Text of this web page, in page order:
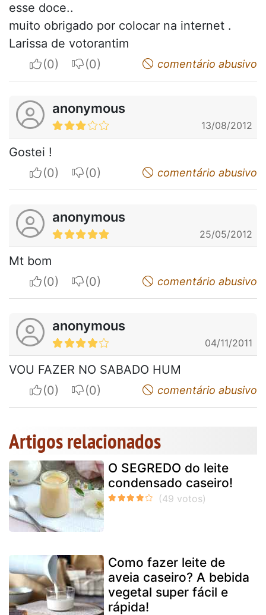
esse doce..
muito obrigado por colocar na internet .
Larissa de votorantim
I apreciateI do not appreciatecomentário abusivo
anonymous
13/08/2012
Gostei !
I apreciateI do not appreciatecomentário abusivo
anonymous
25/05/2012
Mt bom
I apreciateI do not appreciatecomentário abusivo
anonymous
04/11/2011
VOU FAZER NO SABADO HUM
I apreciateI do not appreciatecomentário abusivo
Artigos relacionados
O SEGREDO do leite
condensado caseiro!
Como fazer leite de
aveia caseiro? A bebida
vegetal super fácil e
rápida!